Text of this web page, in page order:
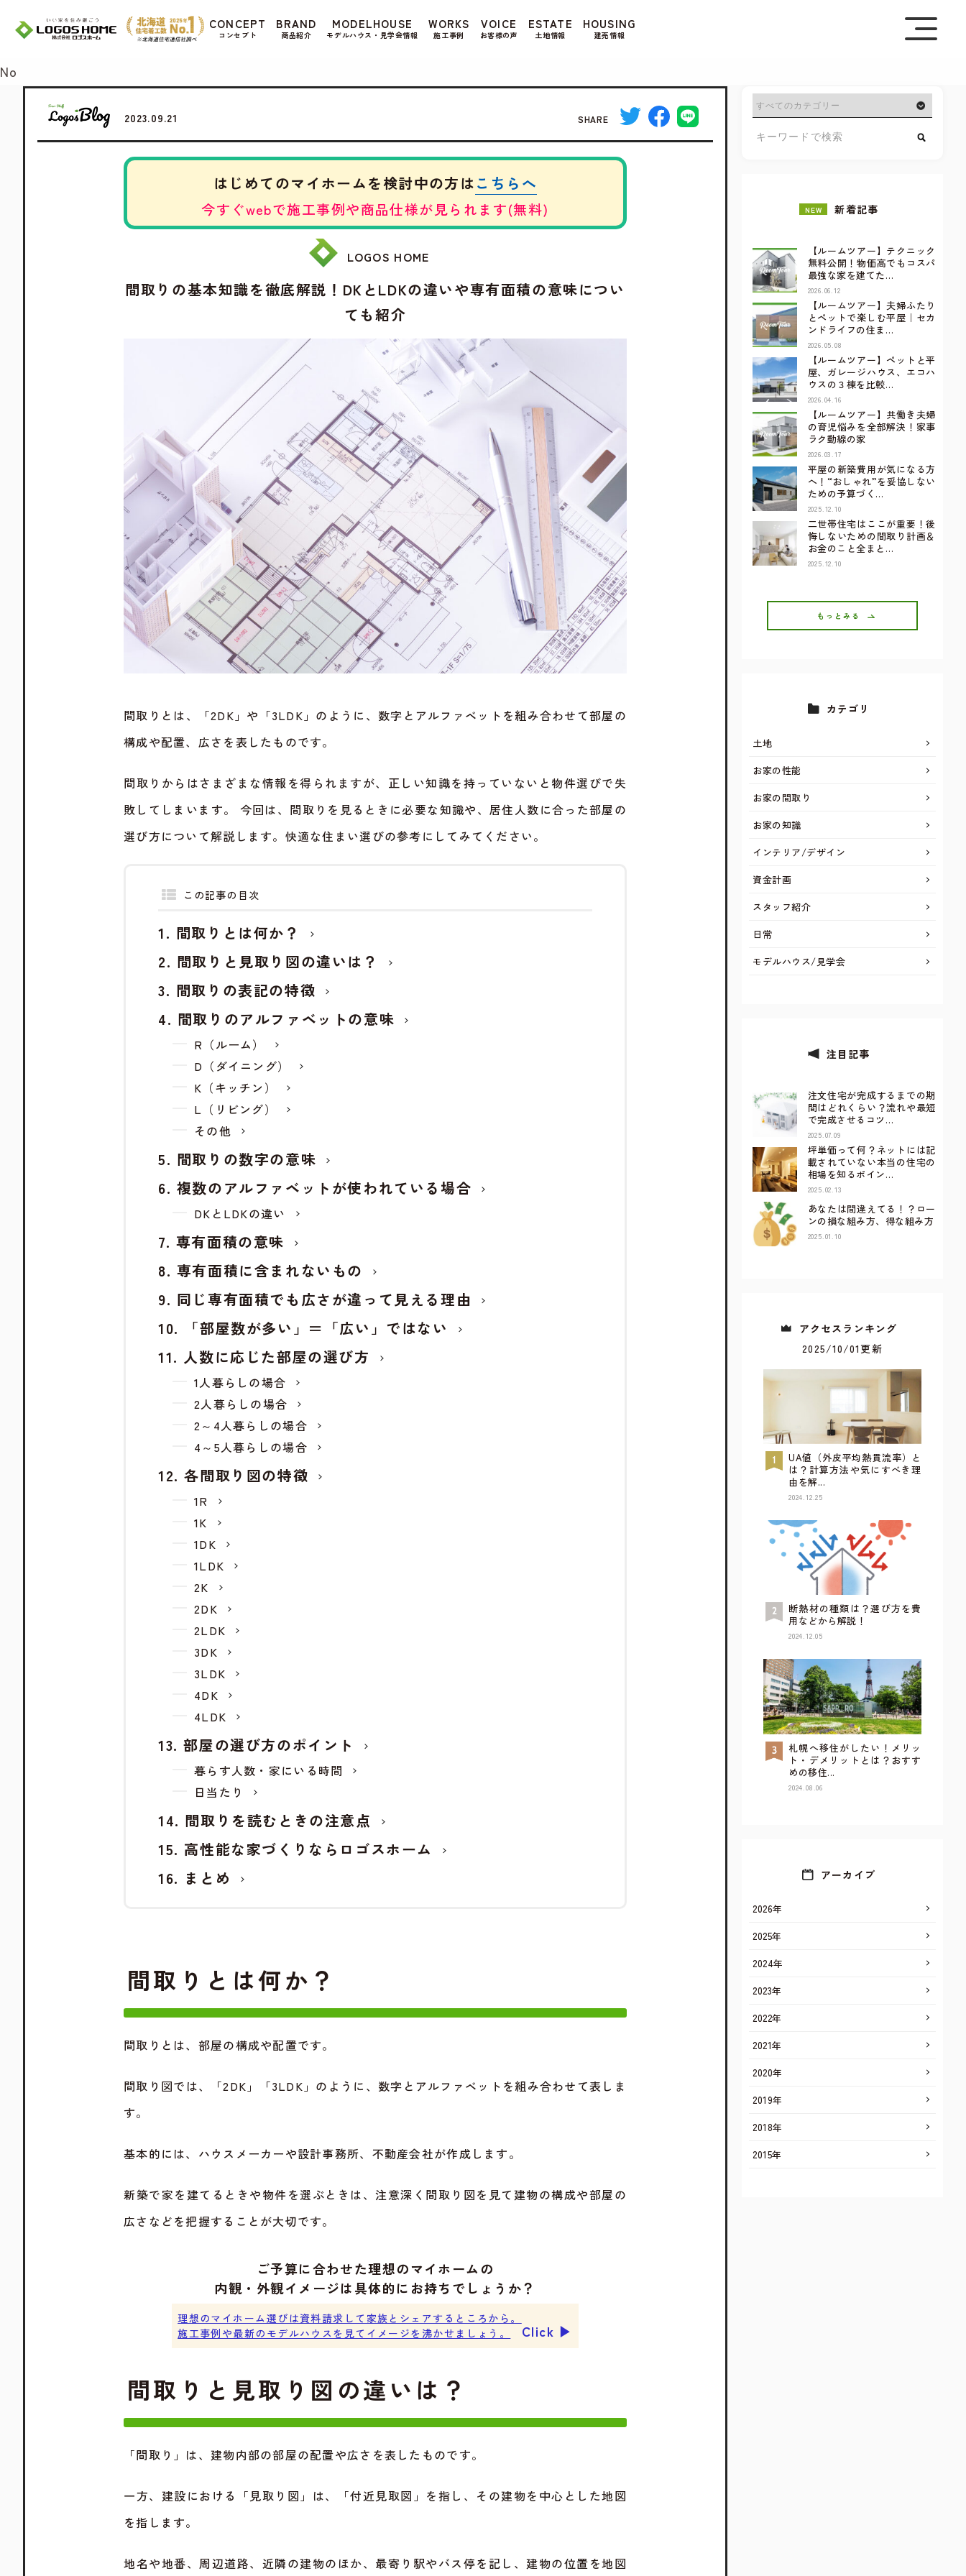
CONCEPT
コンセプト
BRAND
商品紹介
MODELHOUSE
モデルハウス・見学会情報
WORKS
施工事例
VOICE
お客様の声
ESTATE
土地情報
HOUSING
建売情報
2023.09.21 SHARE
はじめてのマイホームを検討中の方はこちらへ
今すぐwebで施工事例や商品仕様が見られます(無料)
LOGOS HOME
間取りの基本知識を徹底解説！DKとLDKの違いや専有面積の意味につい
ても紹介
間取りとは、「2DK」や「3LDK」のように、数字とアルファベットを組み合わせて部屋の
構成や配置、広さを表したものです。
間取りからはさまざまな情報を得られますが、正しい知識を持っていないと物件選びで失
敗してしまいます。 今回は、間取りを見るときに必要な知識や、居住人数に合った部屋の
選び方について解説します。快適な住まい選びの参考にしてみてください。
この記事の目次
間取りとは何か？
間取りと見取り図の違いは？
間取りの表記の特徴
間取りのアルファベットの意味
R（ルーム）
D（ダイニング）
K（キッチン）
L（リビング）
その他
間取りの数字の意味
複数のアルファベットが使われている場合
DKとLDKの違い
専有面積の意味
専有面積に含まれないもの
同じ専有面積でも広さが違って見える理由
「部屋数が多い」＝「広い」ではない
人数に応じた部屋の選び方
1人暮らしの場合
2人暮らしの場合
2～4人暮らしの場合
4～5人暮らしの場合
各間取り図の特徴
1R
1K
1DK
1LDK
2K
2DK
2LDK
3DK
3LDK
4DK
4LDK
部屋の選び方のポイント
暮らす人数・家にいる時間
日当たり
間取りを読むときの注意点
高性能な家づくりならロゴスホーム
まとめ
間取りとは何か？
間取りとは、部屋の構成や配置です。
間取り図では、「2DK」「3LDK」のように、数字とアルファベットを組み合わせて表しま
す。
基本的には、ハウスメーカーや設計事務所、不動産会社が作成します。
新築で家を建てるときや物件を選ぶときは、注意深く間取り図を見て建物の構成や部屋の
広さなどを把握することが大切です。
ご予算に合わせた理想のマイホームの
内観・外観イメージは具体的にお持ちでしょうか？
理想のマイホーム選びは資料請求して家族とシェアするところから。
施工事例や最新のモデルハウスを見てイメージを沸かせましょう。
Click ▶︎
間取りと見取り図の違いは？
「間取り」は、建物内部の部屋の配置や広さを表したものです。
一方、建設における「見取り図」は、「付近見取図」を指し、その建物を中心とした地図
を指します。
地名や地番、周辺道路、近隣の建物のほか、最寄り駅やバス停を記し、建物の位置を地図
NEW 新着記事
【ルームツアー】テクニック
無料公開！物価高でもコスパ
最強な家を建てた…
2026.06.12
【ルームツアー】夫婦ふたり
とペットで楽しむ平屋｜セカ
ンドライフの住ま…
2026.05.08
【ルームツアー】ペットと平
屋、ガレージハウス、エコハ
ウスの３棟を比較…
2026.04.16
【ルームツアー】共働き夫婦
の育児悩みを全部解決！家事
ラク動線の家
2026.03.17
平屋の新築費用が気になる方
へ！“おしゃれ”を妥協しない
ための予算づく…
2025.12.10
二世帯住宅はここが重要！後
悔しないための間取り計画＆
お金のこと全まと…
2025.12.10
もっとみる
カテゴリ
土地
お家の性能
お家の間取り
お家の知識
インテリア/デザイン
資金計画
スタッフ紹介
日常
モデルハウス/見学会
注目記事
注文住宅が完成するまでの期
間はどれくらい？流れや最短
で完成させるコツ…
2025.07.09
坪単価って何？ネットには記
載されていない本当の住宅の
相場を知るポイン…
2025.02.13
あなたは間違えてる！？ロー
ンの損な組み方、得な組み方
2025.01.10
アクセスランキング
2025/10/01更新
UA値（外皮平均熱貫流率）と
は？計算方法や気にすべき理
由を解...
2024.12.25
断熱材の種類は？選び方を費
用などから解説！
2024.12.05
札幌へ移住がしたい！メリッ
ト・デメリットとは？おすす
めの移住...
2024.08.06
アーカイブ
2026年
2025年
2024年
2023年
2022年
2021年
2020年
2019年
2018年
2015年
すべてが見られるウェブカタログ
Cookie を使用して、お客様の活動を追跡してもよろしいですか? 当社ではお客様のプライバシーを極めて重視しています。詳細について、およびご質問
がある場合は、当社のプライバシーポリシーをご覧ください。
No